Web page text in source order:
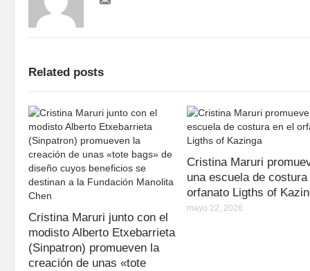
Related posts
Cristina Maruri junto con el
modisto Alberto Etxebarrieta
(Sinpatron) promueven la
creación de unas «tote
Cristina Maruri
una escuela de costura
orfanato Ligths of
mayo 22, 2026